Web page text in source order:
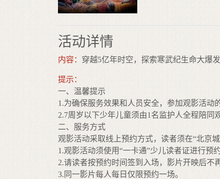
活动详情
内容： 穿越5亿年时空，探索寒武纪生命大爆
提示：
一、温馨提示
1.为确保服务效果和人员安全，参加观影活动
2.7周岁以下少年儿童须由1名监护人全程陪同
二、服务方式
观影活动采取线上预约方式，读者须在“北京
1.观影活动须使用“一卡通”少儿读者证进行预约
2.请读者按预约时间签到入场，影片开映后不
3.同一影片每人每日仅限预约一场。